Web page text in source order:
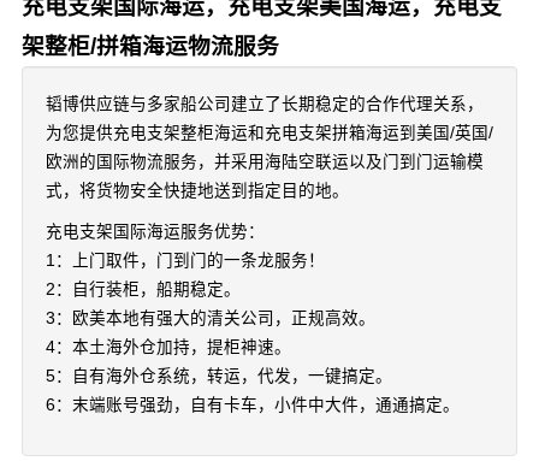
充电支架国际海运，充电支架美国海运，充电支
架整柜/拼箱海运物流服务
韬博供应链与多家船公司建立了长期稳定的合作代理关系，
为您提供充电支架整柜海运和充电支架拼箱海运到美国/英国/
欧洲的国际物流服务，并采用海陆空联运以及门到门运输模
式，将货物安全快捷地送到指定目的地。
充电支架国际海运服务优势：
1：上门取件，门到门的一条龙服务！
2：自行装柜，船期稳定。
3：欧美本地有强大的清关公司，正规高效。
4：本土海外仓加持，提柜神速。
5：自有海外仓系统，转运，代发，一键搞定。
6：末端账号强劲，自有卡车，小件中大件，通通搞定。